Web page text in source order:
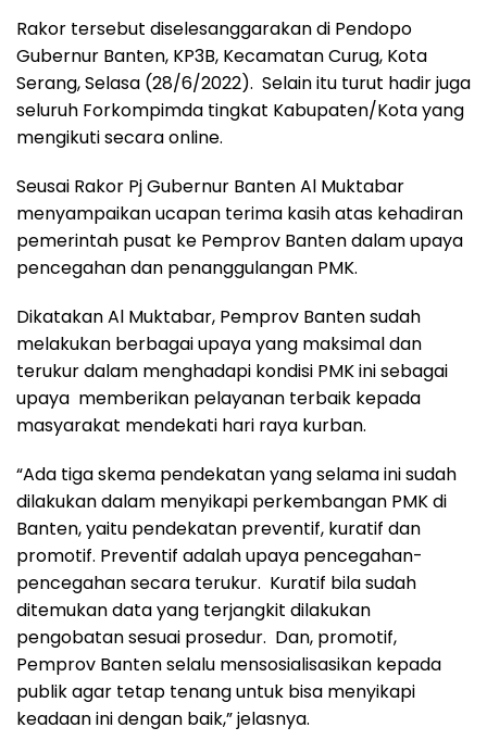
Rakor tersebut diselesanggarakan di Pendopo
Gubernur Banten, KP3B, Kecamatan Curug, Kota
Serang, Selasa (28/6/2022). Selain itu turut hadir juga
seluruh Forkompimda tingkat Kabupaten/Kota yang
mengikuti secara online.
Seusai Rakor Pj Gubernur Banten Al Muktabar
menyampaikan ucapan terima kasih atas kehadiran
pemerintah pusat ke Pemprov Banten dalam upaya
pencegahan dan penanggulangan PMK.
Dikatakan Al Muktabar, Pemprov Banten sudah
melakukan berbagai upaya yang maksimal dan
terukur dalam menghadapi kondisi PMK ini sebagai
upaya memberikan pelayanan terbaik kepada
masyarakat mendekati hari raya kurban.
“Ada tiga skema pendekatan yang selama ini sudah
dilakukan dalam menyikapi perkembangan PMK di
Banten, yaitu pendekatan preventif, kuratif dan
promotif. Preventif adalah upaya pencegahan-
pencegahan secara terukur. Kuratif bila sudah
ditemukan data yang terjangkit dilakukan
pengobatan sesuai prosedur. Dan, promotif,
Pemprov Banten selalu mensosialisasikan kepada
publik agar tetap tenang untuk bisa menyikapi
keadaan ini dengan baik,” jelasnya.